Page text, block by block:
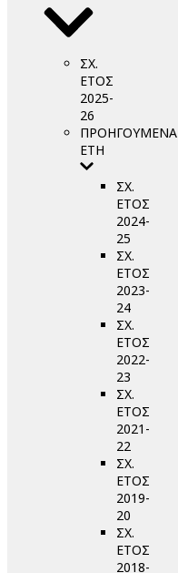
ΣΧ.
ΕΤΟΣ
2025-
26
ΠΡΟΗΓΟΥΜΕΝΑ
ΕΤΗ
ΣΧ.
ΕΤΟΣ
2024-
25
ΣΧ.
ΕΤΟΣ
2023-
24
ΣΧ.
ΕΤΟΣ
2022-
23
ΣΧ.
ΕΤΟΣ
2021-
22
ΣΧ.
ΕΤΟΣ
2019-
20
ΣΧ.
ΕΤΟΣ
2018-